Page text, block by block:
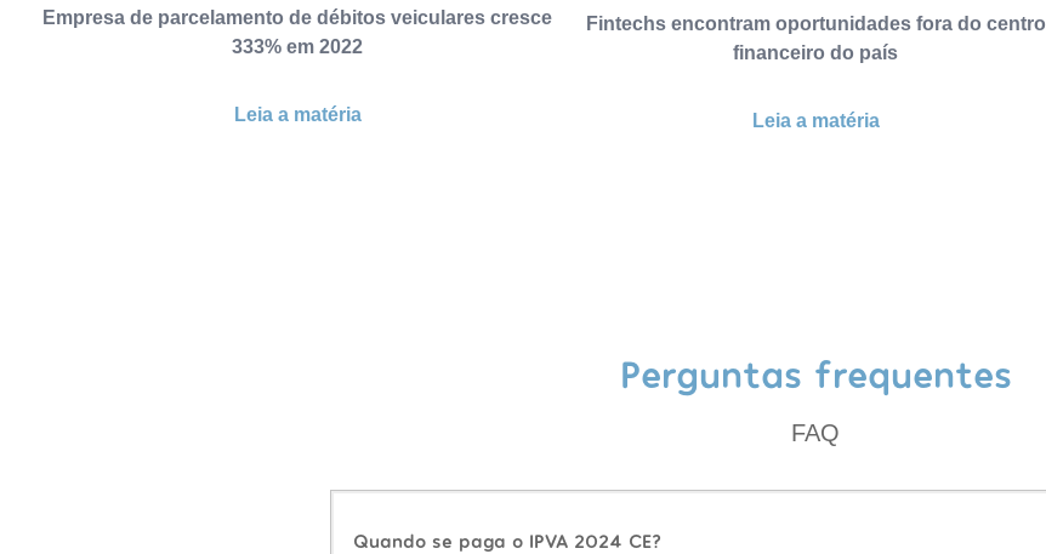
Empresa de parcelamento de débitos veiculares cresce
333% em 2022
Leia a matéria
Fintechs encontram oportunidades fora do centro
financeiro do país
Leia a matéria
Perguntas frequentes
FAQ
Quando se paga o IPVA 2024 CE?